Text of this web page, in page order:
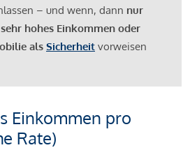
– und wenn, dann nur
hohes Einkommen oder
als Sicherheit vorweisen
Einkommen pro
Rate)